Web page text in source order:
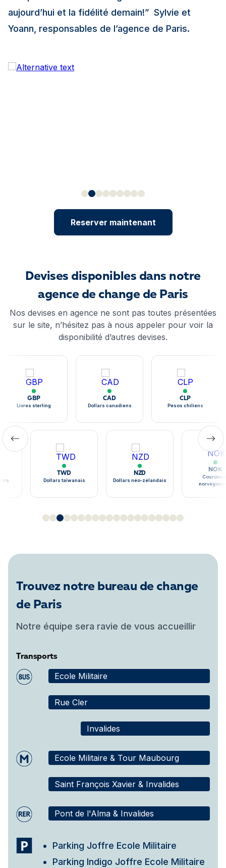
aujourd’hui et la fidélité demain!” Sylvie et
Yoann, responsables de l’agence de Paris.
Reserver maintenant
Devises disponibles dans notre
agence de change de Paris
Nos devises en agence ne sont pas toutes présentées
sur le site, n’hésitez pas à nous appeler pour voir la
disponibilité d’autres devises.
GBP
Livres sterling
CAD
Dollars canadiens
CLP
Pesos chiliens
TWD
Dollars taïwanais
NZD
Dollars néo-zélandais
NOK
Trouvez notre bureau de change
de Paris
Notre équipe sera ravie de vous accueillir
Transports
Ecole Militaire
Rue Cler
Invalides
Ecole Militaire & Tour Maubourg
Saint François Xavier & Invalides
Pont de l'Alma & Invalides
Parking Joffre Ecole Militaire
Parking Indigo Joffre Ecole Militaire